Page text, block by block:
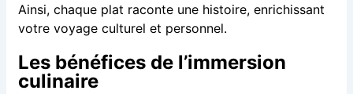
Ainsi, chaque plat raconte une histoire, enrichissant
votre voyage culturel et personnel.
Les bénéfices de l’immersion
culinaire